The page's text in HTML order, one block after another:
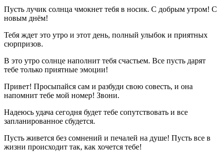
Пусть лучик солнца чмокнет тебя в носик. С добрым утром! С
новым днём!
Тебя ждет это утро и этот день, полный улыбок и приятных
сюрпризов.
В это утро солнце наполнит тебя счастьем. Все пусть дарят
тебе только приятные эмоции!
Привет! Просыпайся сам и разбуди свою совесть, и она
напомнит тебе мой номер! Звони.
Надеюсь удача сегодня будет тебе сопутствовать и все
запланированное сбудется.
Пусть живется без сомнений и печалей на душе! Пусть все в
жизни происходит так, как хочется тебе!